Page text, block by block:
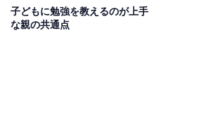
ようとすると、悪気なく邪魔をする
子どもに勉強を教えるのが上手
な親の共通点